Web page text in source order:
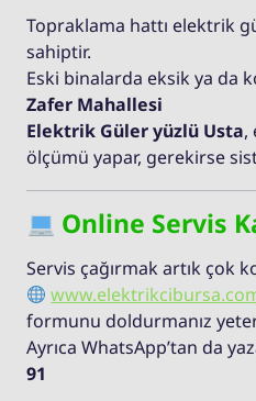
Topraklama hattı elektrik
sahiptir.
Eski binalarda eksik ya da
Zafer Mahallesi
Elektrik Güler yüzlü Usta,
ölçümü yapar, gerekirse
Online Servis
Servis çağırmak artık çok
formunu doldurmanız
Ayrıca WhatsApp’tan da
91